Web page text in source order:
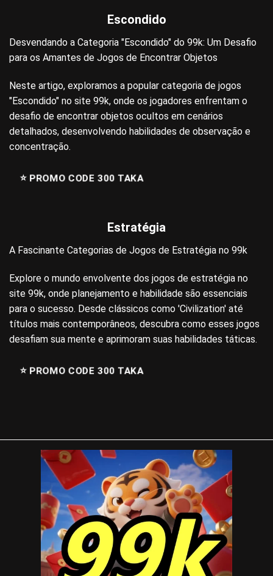
Escondido
Desvendando a Categoria "Escondido" do 99k: Um Desafio
para os Amantes de Jogos de Encontrar Objetos
Neste artigo, exploramos a popular categoria de jogos
"Escondido" no site 99k, onde os jogadores enfrentam o
desafio de encontrar objetos ocultos em cenários
detalhados, desenvolvendo habilidades de observação e
concentração.
⭐️ PROMO CODE 300 TAKA
Estratégia
A Fascinante Categorias de Jogos de Estratégia no 99k
Explore o mundo envolvente dos jogos de estratégia no
site 99k, onde planejamento e habilidade são essenciais
para o sucesso. Desde clássicos como 'Civilization' até
títulos mais contemporâneos, descubra como esses jogos
desafiam sua mente e aprimoram suas habilidades táticas.
⭐️ PROMO CODE 300 TAKA